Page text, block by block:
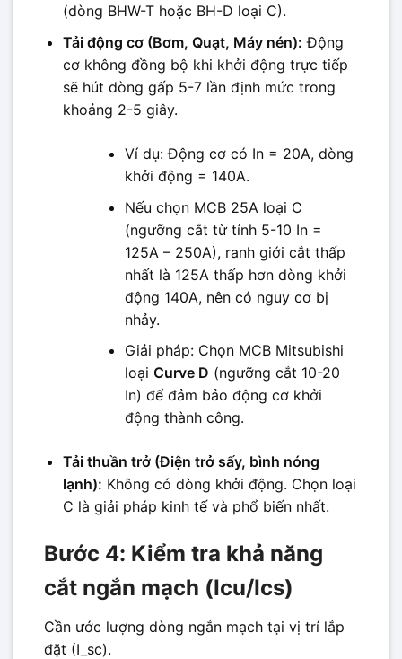
(dòng BHW-T hoặc BH-D loại C).
Tải động cơ (Bơm, Quạt, Máy nén): Động
cơ không đồng bộ khi khởi động trực tiếp
sẽ hút dòng gấp 5-7 lần định mức trong
khoảng 2-5 giây.
Ví dụ: Động cơ có In = 20A, dòng
khởi động = 140A.
Nếu chọn MCB 25A loại C
(ngưỡng cắt từ tính 5-10 In =
125A – 250A), ranh giới cắt thấp
nhất là 125A thấp hơn dòng khởi
động 140A, nên có nguy cơ bị
nhảy.
Giải pháp: Chọn MCB Mitsubishi
loại Curve D (ngưỡng cắt 10-20
In) để đảm bảo động cơ khởi
động thành công.
Tải thuần trở (Điện trở sấy, bình nóng
lạnh): Không có dòng khởi động. Chọn loại
C là giải pháp kinh tế và phổ biến nhất.
Bước 4: Kiểm tra khả năng
cắt ngắn mạch (Icu/Ics)
Cần ước lượng dòng ngắn mạch tại vị trí lắp
đặt (I_sc).